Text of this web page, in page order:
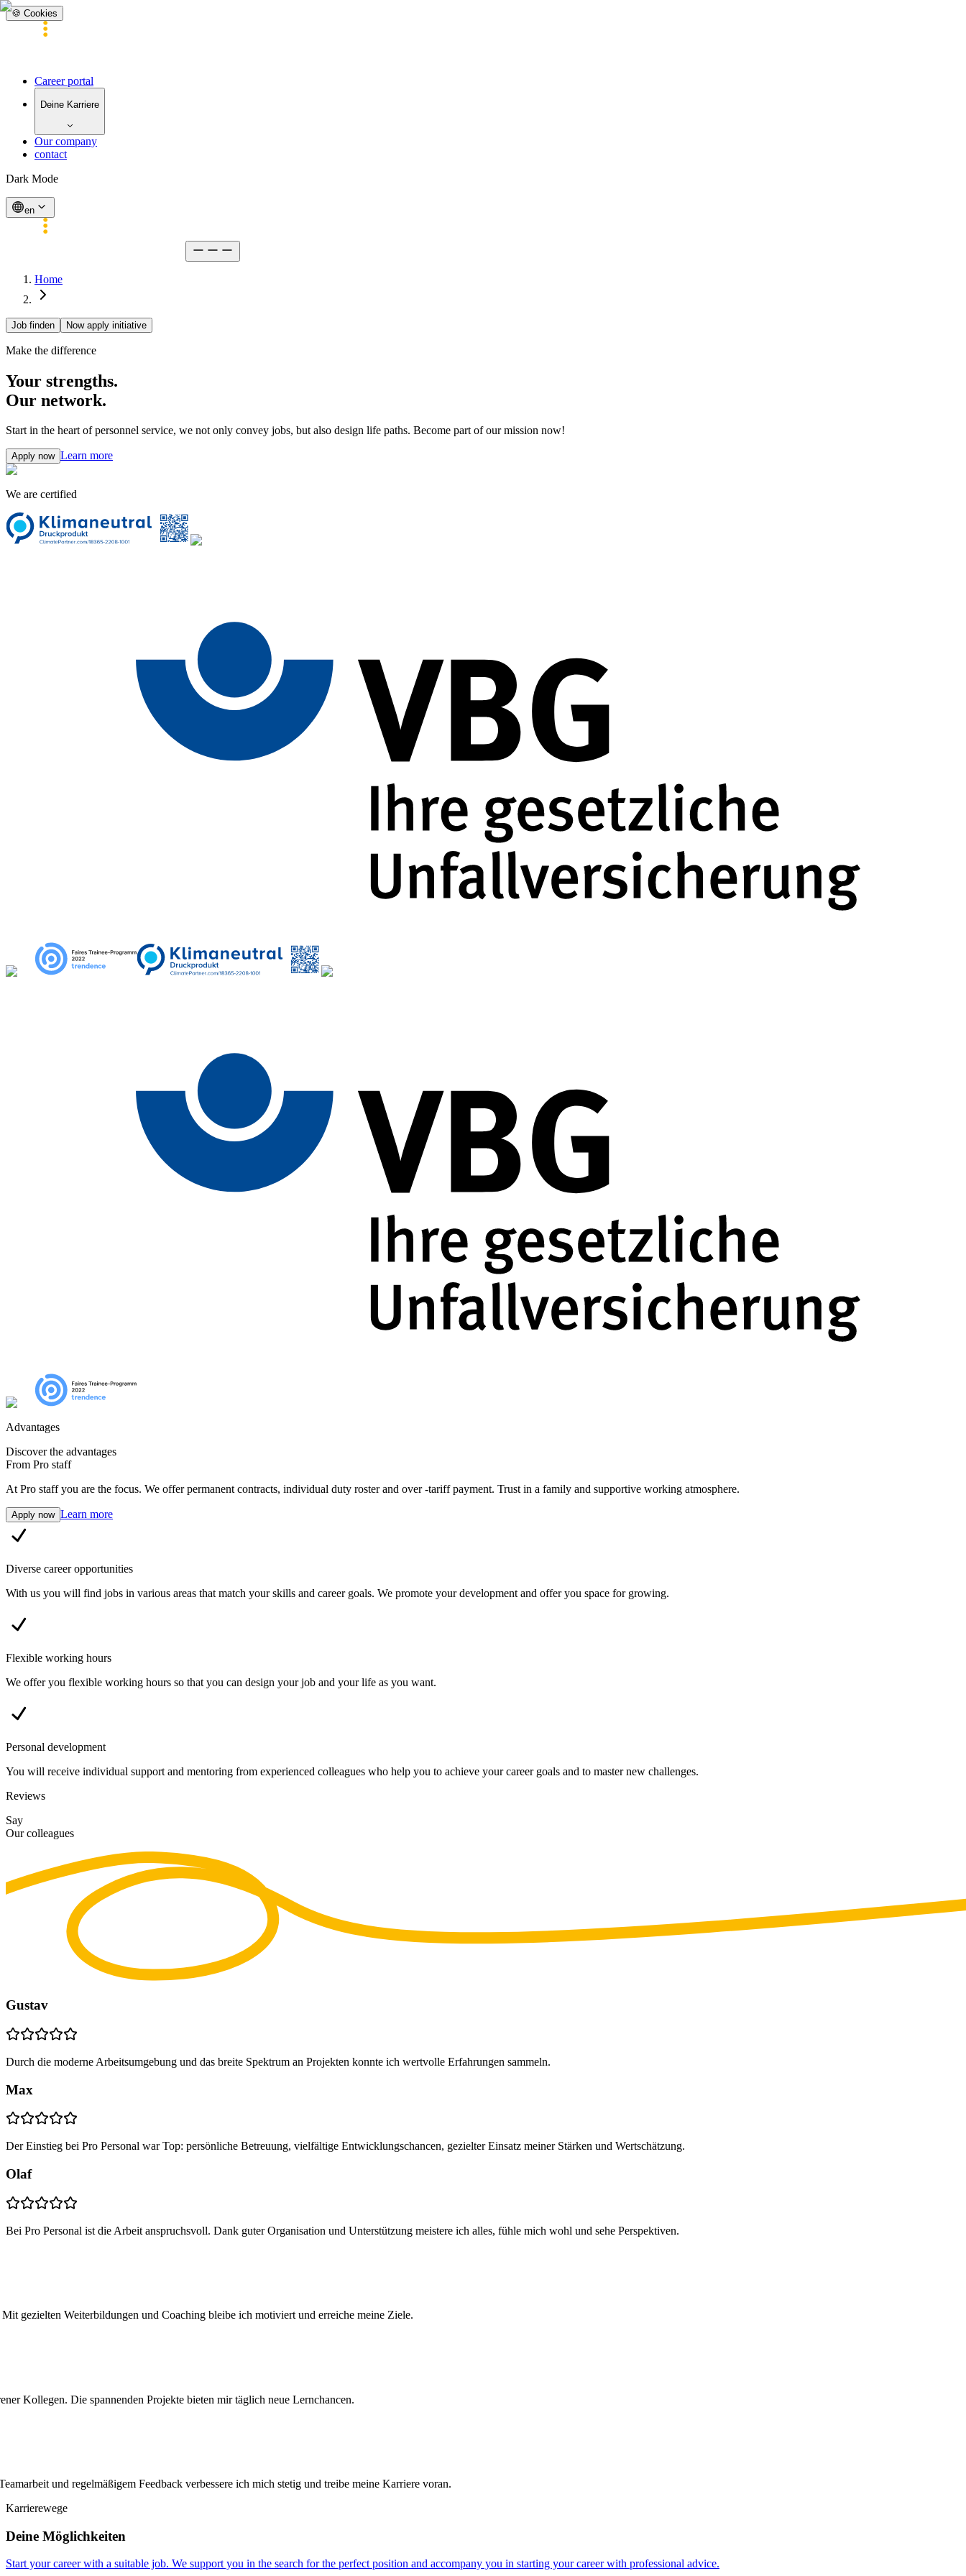
🍪 Cookies
Career portal
Deine Karriere
Our company
contact
Dark Mode
en
Home
Job finden Now apply initiative
Make the difference
Your strengths.
Our network.
Start in the heart of personnel service, we not only convey jobs, but also design life paths. Become part of our mission now!
Apply now Learn more
We are certified
Advantages
Discover the advantages
From Pro staff
At Pro staff you are the focus. We offer permanent contracts, individual duty roster and over -tariff payment. Trust in a family and supportive working atmosphere.
Apply now Learn more
Diverse career opportunities
With us you will find jobs in various areas that match your skills and career goals. We promote your development and offer you space for growing.
Flexible working hours
We offer you flexible working hours so that you can design your job and your life as you want.
Personal development
You will receive individual support and mentoring from experienced colleagues who help you to achieve your career goals and to master new challenges.
Reviews
Say
Our colleagues
Gustav
Durch die moderne Arbeitsumgebung und das breite Spektrum an Projekten konnte ich wertvolle Erfahrungen sammeln.
Max
Der Einstieg bei Pro Personal war Top: persönliche Betreuung, vielfältige Entwicklungschancen, gezielter Einsatz meiner Stärken und Wertschätzung.
Olaf
Bei Pro Personal ist die Arbeit anspruchsvoll. Dank guter Organisation und Unterstützung meistere ich alles, fühle mich wohl und sehe Perspektiven.
gezielten Weiterbildungen und Coaching bleibe ich motiviert und erreiche meine Ziele.
Kollegen. Die spannenden Projekte bieten mir täglich neue Lernchancen.
und regelmäßigem Feedback verbessere ich mich stetig und treibe meine Karriere voran.
Karrierewege
Deine Möglichkeiten
Start your career with a suitable job. We support you in the search for the perfect position and accompany you in starting your career with professional advice.